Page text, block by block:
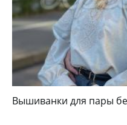
Вышиванки для пары